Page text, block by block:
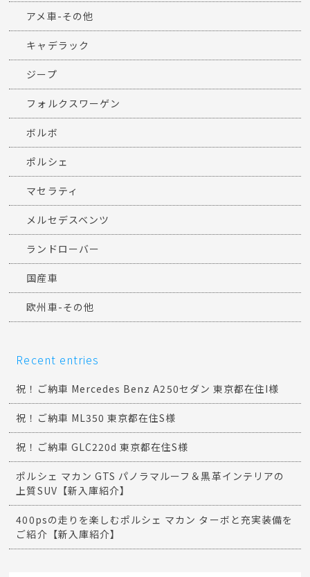
アメ車-その他
キャデラック
ジープ
フォルクスワーゲン
ボルボ
ポルシェ
マセラティ
メルセデスベンツ
ランドローバー
国産車
欧州車-その他
Recent entries
祝！ご納車 Mercedes Benz A250セダン 東京都在住I様
祝！ご納車 ML350 東京都在住S様
祝！ご納車 GLC220d 東京都在住S様
ポルシェ マカン GTS パノラマルーフ＆黒革インテリアの
上質SUV【新入庫紹介】
400psの走りを楽しむポルシェ マカン ターボと充実装備を
ご紹介【新入庫紹介】